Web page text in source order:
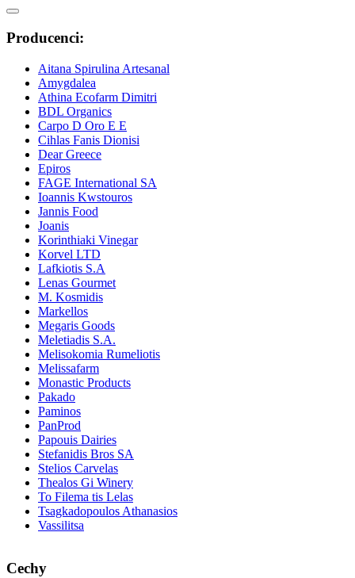
Producenci:
Aitana Spirulina Artesanal
Amygdalea
Athina Ecofarm Dimitri
BDL Organics
Carpo D Oro E E
Cihlas Fanis Dionisi
Dear Greece
Epiros
FAGE International SA
Ioannis Kwstouros
Jannis Food
Joanis
Korinthiaki Vinegar
Korvel LTD
Lafkiotis S.A
Lenas Gourmet
M. Kosmidis
Markellos
Megaris Goods
Meletiadis S.A.
Melisokomia Rumeliotis
Melissafarm
Monastic Products
Pakado
Paminos
PanProd
Papouis Dairies
Stefanidis Bros SA
Stelios Carvelas
Thealos Gi Winery
To Filema tis Lelas
Tsagkadopoulos Athanasios
Vassilitsa
Cechy